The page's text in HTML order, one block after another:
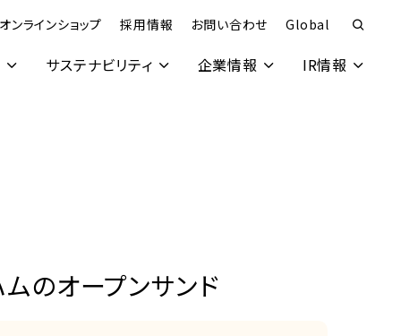
オンラインショップ 採用情報 お問い合わせ Global
サステナビリティ 企業情報 IR情報
のオープンサンド